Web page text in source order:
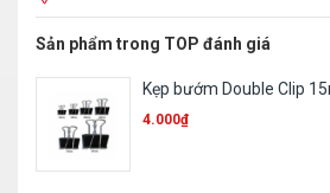
Sản phẩm trong TOP đánh giá
Bút chì 2B – Batos
1.700₫